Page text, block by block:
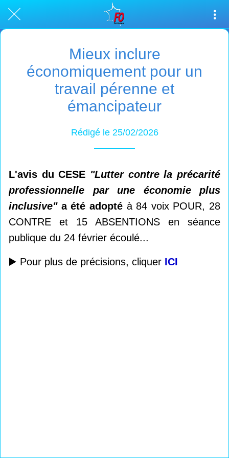
Mieux inclure
économiquement pour un
travail pérenne et
émancipateur
Rédigé le 25/02/2026
L'avis du CESE "Lutter contre la précarité
professionnelle par une économie plus
inclusive"a été adopté à 84 voix POUR, 28
CONTRE et 15 ABSENTIONS en séance
publique du 24 février écoulé...
▶️ Pour plus de précisions, cliquer ICI